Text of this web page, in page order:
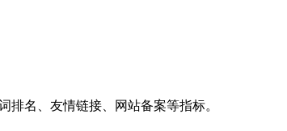
排名、友情链接、网站备案等指标。